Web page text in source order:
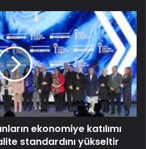
ekonomiye katılımı
standardını yükseltir